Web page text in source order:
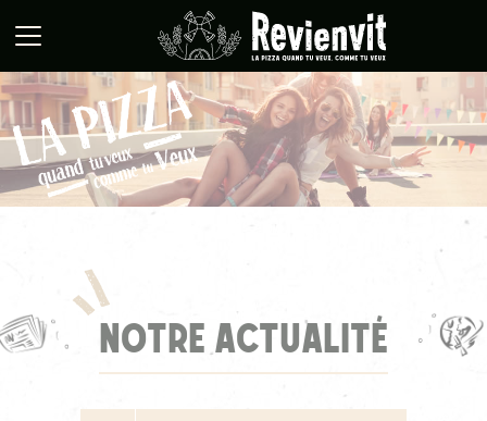
NOTRE ACTUALITÉ
Panneau de gestion des cookies